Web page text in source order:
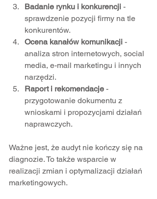
Badanie rynku i konkurencji -
sprawdzenie pozycji firmy na tle
konkurentów.
Ocena kanałów komunikacji -
analiza stron internetowych, social
media, e-mail marketingu i innych
narzędzi.
Raport i rekomendacje -
przygotowanie dokumentu z
wnioskami i propozycjami działań
naprawczych.
Ważne jest, że audyt nie kończy się na
diagnozie. To także wsparcie w
realizacji zmian i optymalizacji działań
marketingowych.